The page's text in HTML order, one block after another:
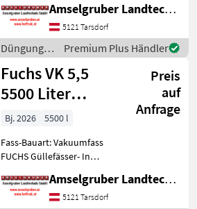
Langlebigkeit unschlagbar!
(Stärkste Materialstärken +
Beste Materialen und Beste
Komponenten der führen
Amselgruber Landtechnik GmbH
5121 Tarsdorf
Düngung
und
Beregnung
/ Fuchs
Premium Plus Händler
Fuchs VK 5,5
5500 Liter
Einachser
Preis
auf
Anfrage
Bj. 2026
5500 l
Fass-Bauart: Vakuumfass
FUCHS Güllefässer- In
Langlebigkeit unschlagbar!
(Stärkste Materialstärken +
Amselgruber Landtechnik GmbH
5121 Tarsdorf